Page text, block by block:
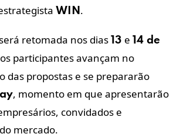
WIN .
retomada nos dias 13 e 14 de
participantes avançam no
das propostas e se prepararão
, momento em que apresentarão
convidados e
mercado.